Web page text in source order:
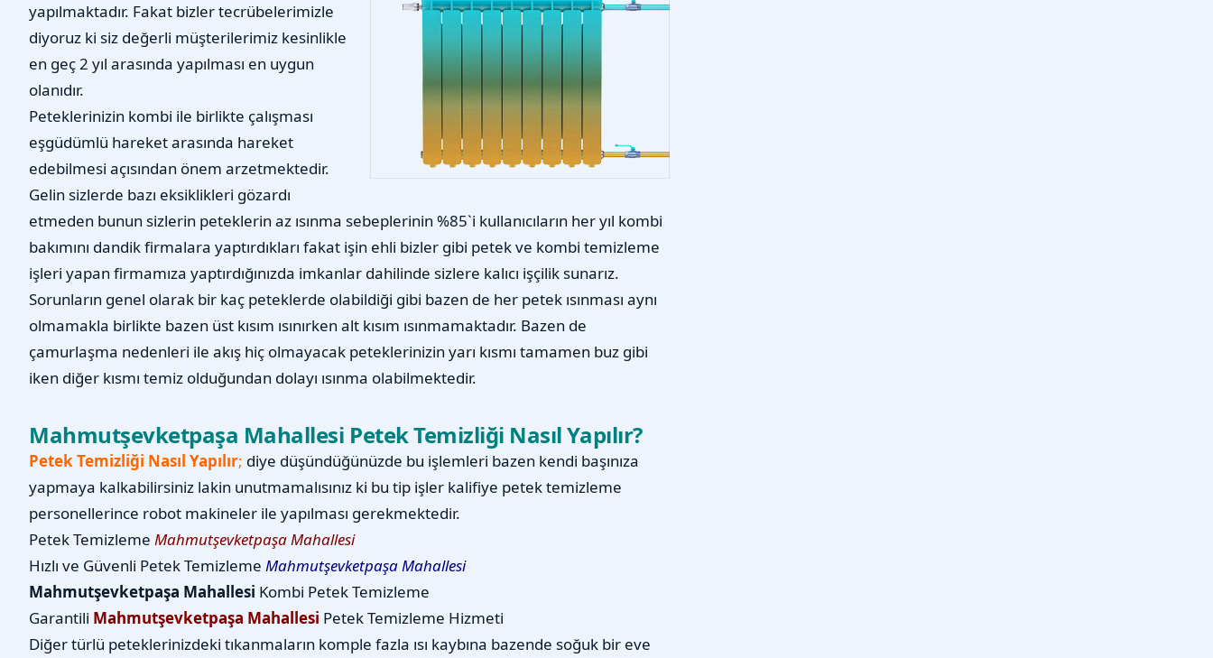
yapılmaktadır. Fakat bizler tecrübelerimizle
diyoruz ki siz değerli müşterilerimiz kesinlikle
en geç 2 yıl arasında yapılması en uygun
olanıdır.
Peteklerinizin kombi ile birlikte çalışması
eşgüdümlü hareket arasında hareket
edebilmesi açısından önem arzetmektedir.
Gelin sizlerde bazı eksiklikleri gözardı
etmeden bunun sizlerin peteklerin az ısınma sebeplerinin %85`i kullanıcıların her yıl kombi
bakımını dandik firmalara yaptırdıkları fakat işin ehli bizler gibi petek ve kombi temizleme
işleri yapan firmamıza yaptırdığınızda imkanlar dahilinde sizlere kalıcı işçilik sunarız.
Sorunların genel olarak bir kaç peteklerde olabildiği gibi bazen de her petek ısınması aynı
olmamakla birlikte bazen üst kısım ısınırken alt kısım ısınmamaktadır. Bazen de
çamurlaşma nedenleri ile akış hiç olmayacak peteklerinizin yarı kısmı tamamen buz gibi
iken diğer kısmı temiz olduğundan dolayı ısınma olabilmektedir.
Mahmutşevketpaşa Mahallesi Petek Temizliği Nasıl Yapılır?
Petek Temizliği Nasıl Yapılır; diye düşündüğünüzde bu işlemleri bazen kendi başınıza
yapmaya kalkabilirsiniz lakin unutmamalısınız ki bu tip işler kalifiye petek temizleme
personellerince robot makineler ile yapılması gerekmektedir.
Petek Temizleme Mahmutşevketpaşa Mahallesi
Hızlı ve Güvenli Petek Temizleme Mahmutşevketpaşa Mahallesi
Mahmutşevketpaşa Mahallesi Kombi Petek Temizleme
Garantili Mahmutşevketpaşa Mahallesi Petek Temizleme Hizmeti
Diğer türlü peteklerinizdeki tıkanmaların komple fazla ısı kaybına bazende soğuk bir eve